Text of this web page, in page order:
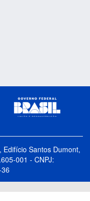
Edifício Santos Dumont,
001 - CNPJ: